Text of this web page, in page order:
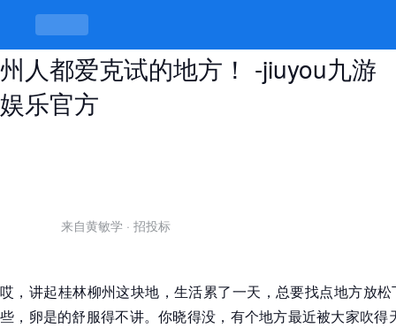
宣恩小巷子按摩店有搞头没？桂林柳
州人都爱克试的地方！ -jiuyou九游
娱乐官方
来自黄敏学 · 招投标
哎，讲起桂林柳州这块地，生活累了一天，总要找点地方放
些，卵是的舒服得不讲。你晓得没，有个地方最近被大家吹得